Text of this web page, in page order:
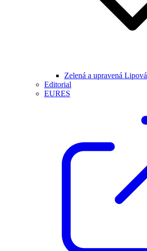
Zelená a upravená Lipová
Editorial
EURES